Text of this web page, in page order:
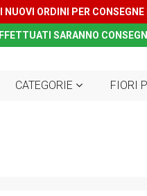
NUOVI ORDINI PER
SARANNO
CATEGORIE FIORI